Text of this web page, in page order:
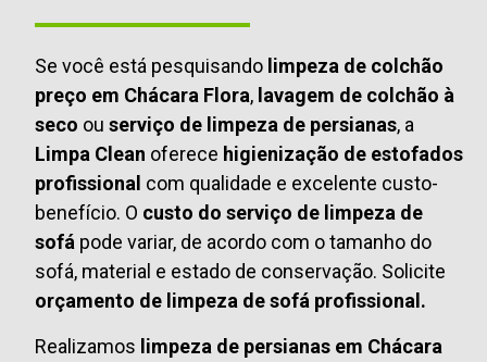
Se você está pesquisando limpeza de colchão
preço em Chácara Flora, lavagem de colchão à
seco ou serviço de limpeza de persianas, a
Limpa Clean oferece higienização de estofados
profissional com qualidade e excelente custo-
benefício. O custo do serviço de limpeza de
sofá pode variar, de acordo com o tamanho do
sofá, material e estado de conservação. Solicite
orçamento de limpeza de sofá profissional.
Realizamos limpeza de persianas em Chácara